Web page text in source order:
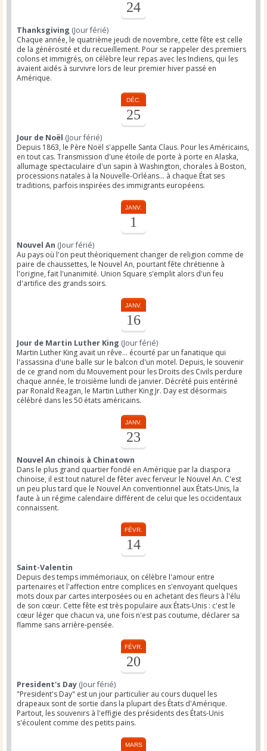
24
Thanksgiving (Jour férié)
Chaque année, le quatrième jeudi de novembre, cette fête est celle
de la générosité et du recueillement. Pour se rappeler des premiers
colons et immigrés, on célèbre leur repas avec les Indiens, qui les
avaient aidés à survivre lors de leur premier hiver passé en
Amérique.
DÉC.
25
Jour de Noël (Jour férié)
Depuis 1863, le Père Noël s'appelle Santa Claus. Pour les Américains,
en tout cas. Transmission d'une étoile de porte à porte en Alaska,
allumage spectaculaire d'un sapin à Washington, chorales à Boston,
processions natales à la Nouvelle-Orléans... à chaque État ses
traditions, parfois inspirées des immigrants européens.
JANV.
1
Nouvel An (Jour férié)
Au pays où l'on peut théoriquement changer de religion comme de
paire de chaussettes, le Nouvel An, pourtant fête chrétienne à
l'origine, fait l'unanimité. Union Square s'emplit alors d'un feu
d'artifice des grands soirs.
JANV.
16
Jour de Martin Luther King (Jour férié)
Martin Luther King avait un rêve... écourté par un fanatique qui
l'assassina d'une balle sur le balcon d'un motel. Depuis, le souvenir
de ce grand nom du Mouvement pour les Droits des Civils perdure
chaque année, le troisième lundi de janvier. Décrété puis entériné
par Ronald Reagan, le Martin Luther King Jr. Day est désormais
célébré dans les 50 états américains.
JANV.
23
Nouvel An chinois à Chinatown
Dans le plus grand quartier fondé en Amérique par la diaspora
chinoise, il est tout naturel de fêter avec ferveur le Nouvel An. C'est
un peu plus tard que le Nouvel An conventionnel aux États-Unis, la
faute à un régime calendaire différent de celui que les occidentaux
connaissent.
FÉVR.
14
Saint-Valentin
Depuis des temps immémoriaux, on célèbre l'amour entre
partenaires et l'affection entre complices en s'envoyant quelques
mots doux par cartes interposées ou en achetant des fleurs à l'élu
de son cœur. Cette fête est très populaire aux États-Unis : c'est le
cœur léger que chacun va, une fois n'est pas coutume, déclarer sa
flamme sans arrière-pensée.
FÉVR.
20
President's Day (Jour férié)
"President's Day" est un jour particulier au cours duquel les
drapeaux sont de sortie dans la plupart des États d'Amérique.
Partout, les souvenirs à l'effigie des présidents des États-Unis
s'écoulent comme des petits pains.
MARS